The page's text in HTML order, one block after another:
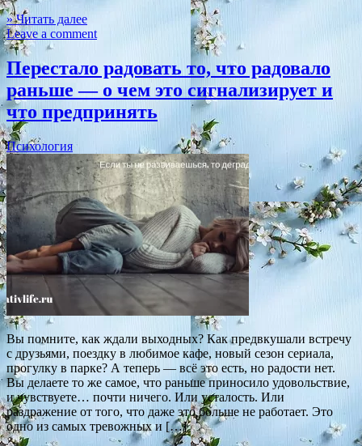
» Читать далее
Leave a comment
Перестало радовать то, что радовало
раньше — о чем это сигнализирует и
что предпринять
Психология
Вы помните, как ждали выходных? Как предвкушали встречу
с друзьями, поездку в любимое кафе, новый сезон сериала,
прогулку в парке? А теперь — всё это есть, но радости нет.
Вы делаете то же самое, что раньше приносило удовольствие,
и чувствуете… почти ничего. Или усталость. Или
раздражение от того, что даже это больше не работает. Это
одно из самых тревожных и […]